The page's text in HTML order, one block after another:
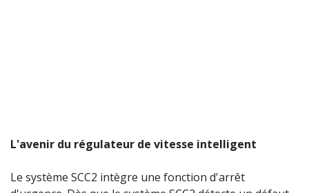
L'avenir du régulateur de vitesse intelligent
Le système SCC2 intègre une fonction d'arrêt